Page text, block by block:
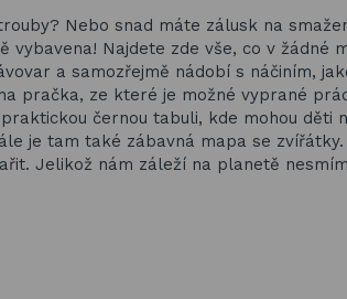
Nebo snad máte zálusk na
vybavena! Najdete zde vše, co v žádné
a samozřejmě nádobí s náčiním,
pračka, ze které je možné vyprané
černou tabuli, kde mohou děti
je tam také zábavná mapa se
Jelikož nám záleží na planetě